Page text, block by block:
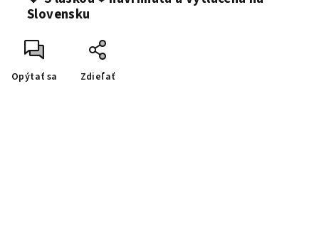
Slovensku
Opýtať sa Zdieľať